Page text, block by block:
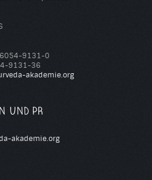
9131-0
9131-36
akademie.org
UND PR
akademie.org